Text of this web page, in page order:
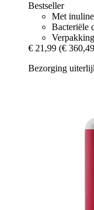
Bestseller
Met
Bacteriële
€ 21,99 (€
Bezorging